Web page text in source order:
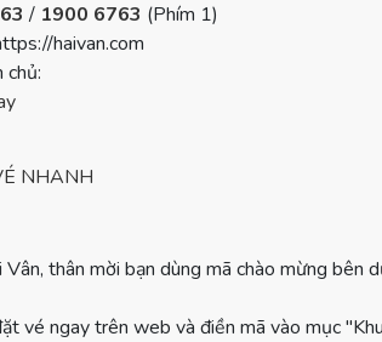
/ 1900 6763 (Phím 1)
haivan.com
chủ:
NHANH
thân mời bạn dùng mã chào mừng bên
vé ngay trên web và điền mã vào mục